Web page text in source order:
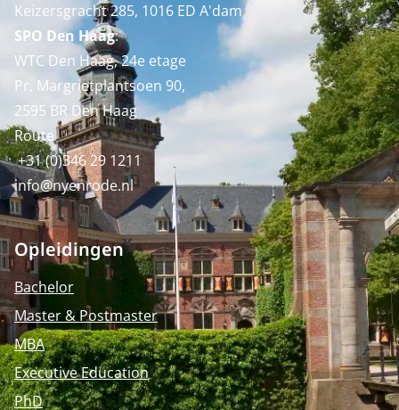
Keizersgracht 285, 1016 ED A'dam
SPO Den Haag:
WTC Den Haag, 24e etage
Pr. Margrietplantsoen 90,
2595 BR Den Haag
Route
+31 (0)346 29 1211
info@nyenrode.nl
Opleidingen
Bachelor
Master & Postmaster
MBA
Executive Education
PhD